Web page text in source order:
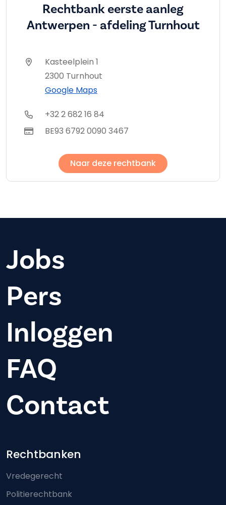
Rechtbank eerste aanleg
Antwerpen - afdeling Turnhout
Kasteelplein 1
2300 Turnhout
Google Maps
+32 2 682 16 84
BE93 6792 0090 3467
Naar deze rechtbank
Jobs
Pers
Inloggen
FAQ
Contact
Footer-menu
Rechtbanken
Vredegerecht
Politierechtbank